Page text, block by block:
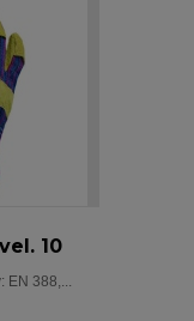
10
EN 388,...